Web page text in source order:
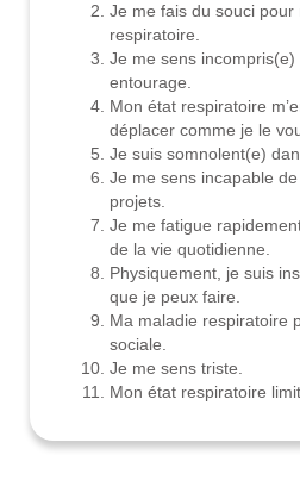
Je me fais du souci pour
respiratoire.
Je me sens incompris(e)
entourage.
Mon état respiratoire
déplacer comme je le
Je suis somnolent(e)
Je me sens incapable
projets.
Je me fatigue
de la vie quotidienne.
Physiquement, je suis
que je peux faire.
Ma maladie respiratoire
sociale.
Je me sens triste.
Mon état respiratoire